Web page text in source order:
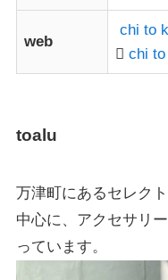
web
chi to
chi
toalu
万津町にあるセレク
中心に、アクセサリ
っています。